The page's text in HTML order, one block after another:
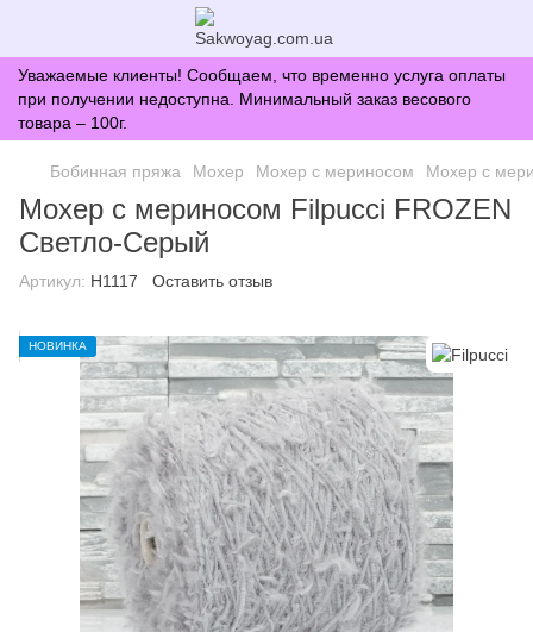
Уважаемые клиенты! Сообщаем, что временно услуга оплаты
при получении недоступна. Минимальный заказ весового
товара – 100г.
Бобинная пряжа Мохер Мохер с мериносом Мохер с
Мохер с мериносом Filpucci FROZEN
Светло-Серый
Артикул: H1117 Оставить отзыв
НОВИНКА